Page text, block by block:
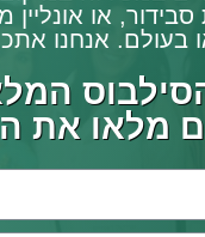
או
בעולם. אנחנו
מלאו את